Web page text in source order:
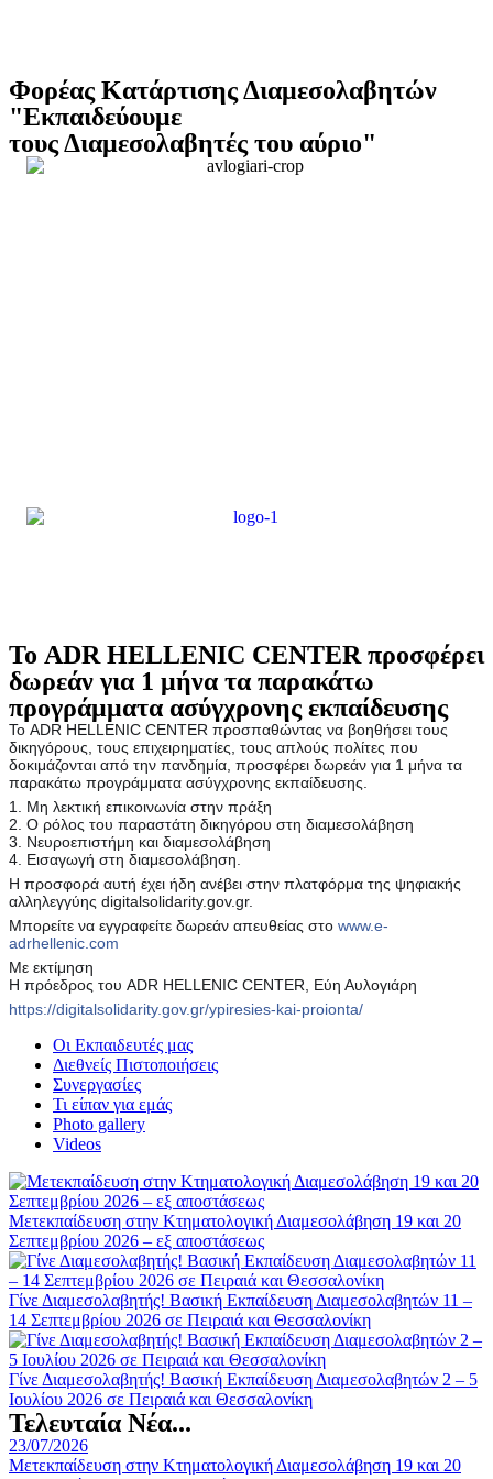
Φορέας Κατάρτισης Διαμεσολαβητών
"Εκπαιδεύουμε
τους Διαμεσολαβητές του αύριο"
Το ADR HELLENIC CENTER προσφέρει
δωρεάν για 1 μήνα τα παρακάτω
προγράμματα ασύγχρονης εκπαίδευσης
Το ADR HELLENIC CENTER προσπαθώντας να βοηθήσει τους
δικηγόρους, τους επιχειρηματίες, τους απλούς πολίτες που
δοκιμάζονται από την πανδημία, προσφέρει δωρεάν για 1 μήνα τα
παρακάτω προγράμματα ασύγχρονης εκπαίδευσης.
1. Μη λεκτική επικοινωνία στην πράξη
2. Ο ρόλος του παραστάτη δικηγόρου στη διαμεσολάβηση
3. Νευροεπιστήμη και διαμεσολάβηση
4. Εισαγωγή στη διαμεσολάβηση.
Η προσφορά αυτή έχει ήδη ανέβει στην πλατφόρμα της ψηφιακής
αλληλεγγύης digitalsolidarity.gov.gr.
Μπορείτε να εγγραφείτε δωρεάν απευθείας στο www.e-
adrhellenic.com
Με εκτίμηση
Η πρόεδρος του ADR HELLENIC CENTER, Εύη Αυλογιάρη
https://digitalsolidarity.gov.gr/ypiresies-kai-proionta/
Οι Εκπαιδευτές μας
Διεθνείς Πιστοποιήσεις
Συνεργασίες
Τι είπαν για εμάς
Photo gallery
Videos
Μετεκπαίδευση στην Κτηματολογική Διαμεσολάβηση 19 και 20
Σεπτεμβρίου 2026 – εξ αποστάσεως
Γίνε Διαμεσολαβητής! Βασική Εκπαίδευση Διαμεσολαβητών 11 –
14 Σεπτεμβρίου 2026 σε Πειραιά και Θεσσαλονίκη
Γίνε Διαμεσολαβητής! Βασική Εκπαίδευση Διαμεσολαβητών 2 – 5
Ιουλίου 2026 σε Πειραιά και Θεσσαλονίκη
Τελευταία Νέα...
23/07/2026
Μετεκπαίδευση στην Κτηματολογική Διαμεσολάβηση 19 και 20